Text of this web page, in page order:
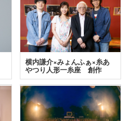
横内謙介×みょんふぁ×糸あ
やつり人形一糸座 創作
人…